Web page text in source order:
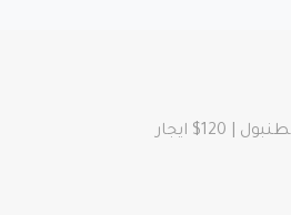
احجز سائق أمين في اسطنبول بأسعار تبدأ من 90$ دولار أمريكي، وتكلفة السياحة في إسطنبول، دليل السياحة في إسطنبول وسيارة مع سائق في اسطنبول | 120$ ايجار